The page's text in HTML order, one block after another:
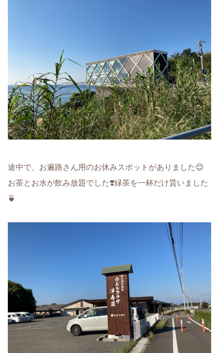
途中で、お遍路さん用のお休みスポットがありました😊
お茶とお水が飲み放題でした❣️緑茶を一杯だけ貰いました
🍵